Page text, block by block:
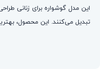
این مدل گوشواره‌ برای زنانی
تبدیل می‌کنند. این محصول،